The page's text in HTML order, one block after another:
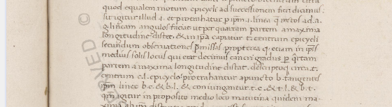
Latin Works
Latin Manuscripts
Latin Early Prints
Images